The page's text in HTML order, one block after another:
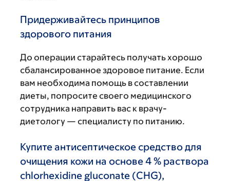
Придерживайтесь принципов
здорового питания
До операции старайтесь получать хорошо
сбалансированное здоровое питание. Если
вам необходима помощь в составлении
диеты, попросите своего медицинского
сотрудника направить вас к врачу-
диетологу — специалисту по питанию.
Купите антисептическое средство для
очищения кожи на основе 4 % раствора
chlorhexidine gluconate (CHG),